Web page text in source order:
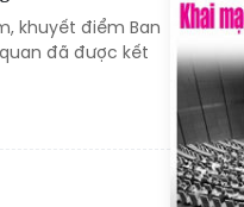
khuyết điểm Ban
đã được kết